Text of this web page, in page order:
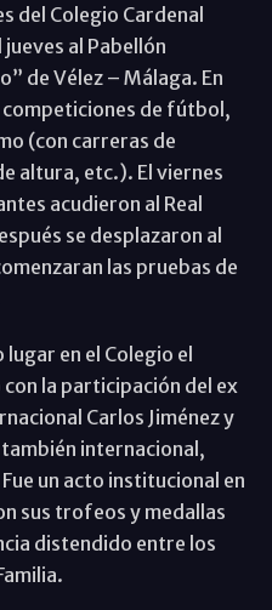
del Colegio Cardenal
al Pabellón
de Vélez – Málaga. En
competiciones de fútbol,
(con carreras de
altura, etc.). El viernes
acudieron al Real
se desplazaron al
las pruebas de
en el Colegio el
la participación del ex
Carlos Jiménez y
internacional,
un acto institucional en
sus trofeos y medallas
distendido entre los